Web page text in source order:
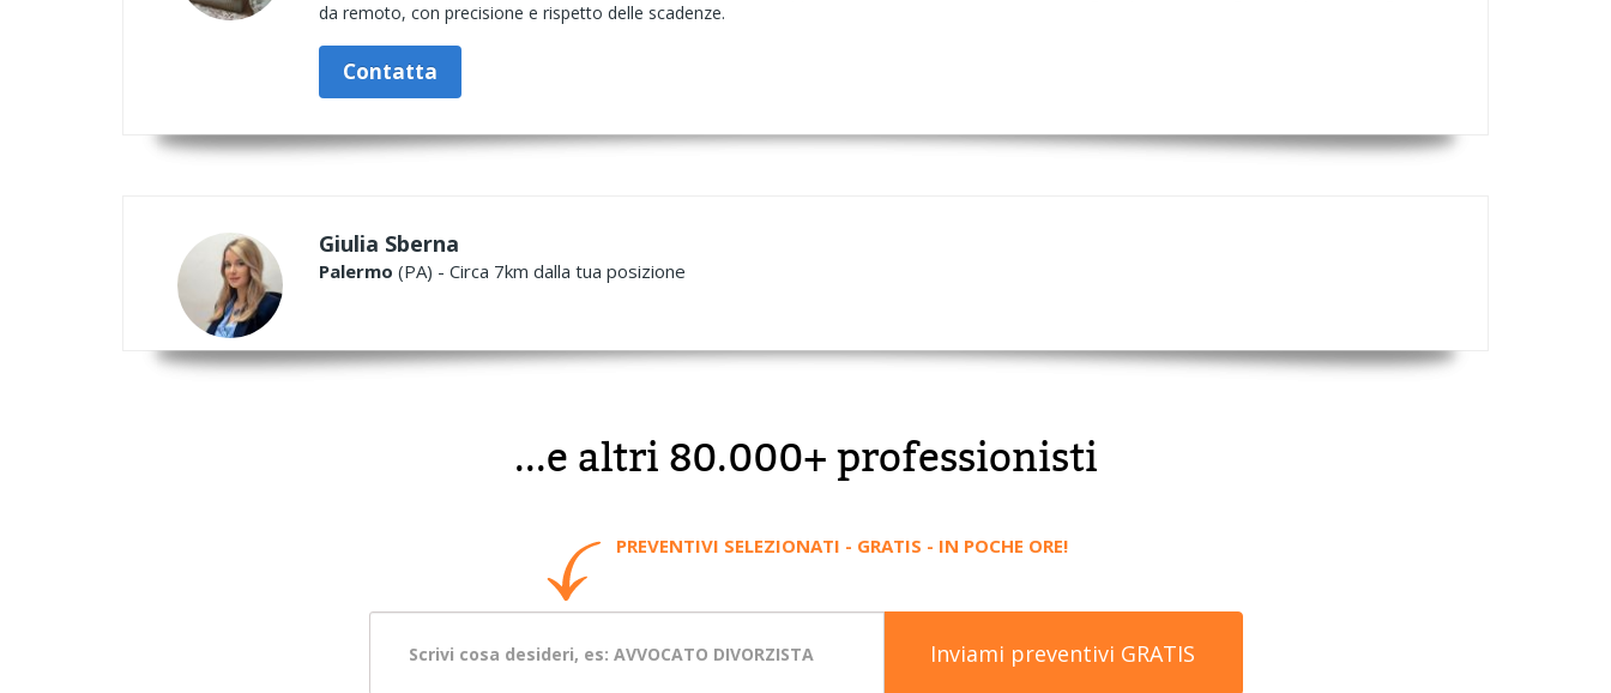
da remoto, con precisione e rispetto delle scadenze.
Contatta
Giulia Sberna
Palermo (PA) - Circa 7km dalla tua posizione
...e altri 80.000+ professionisti
PREVENTIVI SELEZIONATI - GRATIS - IN POCHE ORE!
Inviami preventivi GRATIS